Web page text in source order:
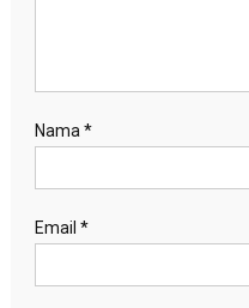
Nama *
Email *